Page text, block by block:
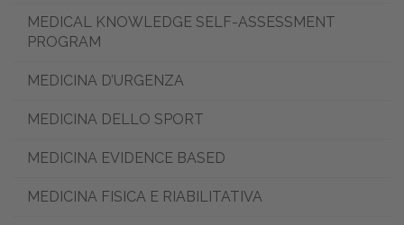
MEDICAL KNOWLEDGE SELF-ASSESSMENT
PROGRAM
MEDICINA D’URGENZA
MEDICINA DELLO SPORT
MEDICINA EVIDENCE BASED
MEDICINA FISICA E RIABILITATIVA